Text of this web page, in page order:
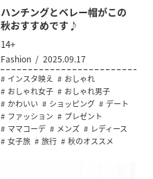
ハンチングとベレー帽がこの
秋おすすめです♪
14+
Fashion 2025.09.17
インスタ映え
おしゃれ
おしゃれ女子
おしゃれ男子
かわいい
ショッピング
デート
ファッション
プレゼント
ママコーデ
メンズ
レディース
女子旅
旅行 秋のオススメ